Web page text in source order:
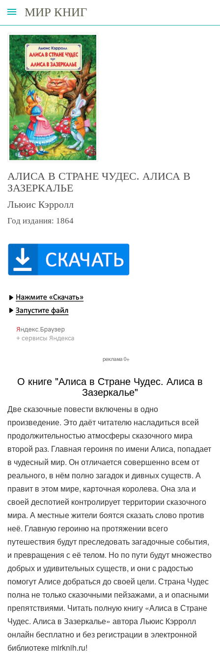
МИР КНИГ
АЛИСА В СТРАНЕ ЧУДЕС. АЛИСА В
ЗАЗЕРКАЛЬЕ
Льюис Кэрролл
Год издания: 1864
О книге "Алиса в Стране Чудес. Алиса в
Зазеркалье"
Две сказочные повести включены в одно
произведение. Это даёт читателю насладиться всей
продолжительностью атмосферы сказочного мира
второй раз. Главная героиня по имени Алиса, попадает
в чудесный мир. Он отличается совершенно всем от
реального, в нём полно загадок и дивных существ. А
правит в этом мире, карточная королева. Она зла и
своей деспотией контролирует территории сказочного
мира. А местные жители боятся сказать слово против
неё. Главную героиню на протяжении всего
путешествия будут преследовать загадочные события,
и превращения с её телом. Но по пути будут множество
добрых и удивительных существ, и они с радостью
помогут Алисе добраться до своей цели. Страна Чудес
полна не только сказочными пейзажами, а и опасными
препятствиями. Читать полную книгу «Алиса в Стране
Чудес. Алиса в Зазеркалье» автора Льюис Кэрролл
онлайн бесплатно и без регистрации в электронной
библиотеке mirknih.ru!